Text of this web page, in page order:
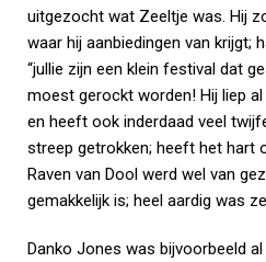
uitgezocht wat Zeeltje was. Hij
waar hij aanbiedingen van krijgt;
“jullie zijn een klein festival dat
moest gerockt worden! Hij liep
en heeft ook inderdaad veel
streep getrokken; heeft het hart
Raven van Dool werd wel van
gemakkelijk is; heel aardig was
Danko Jones was bijvoorbeeld